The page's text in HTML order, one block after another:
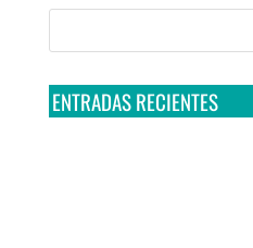
ENTRADAS RECIENTES